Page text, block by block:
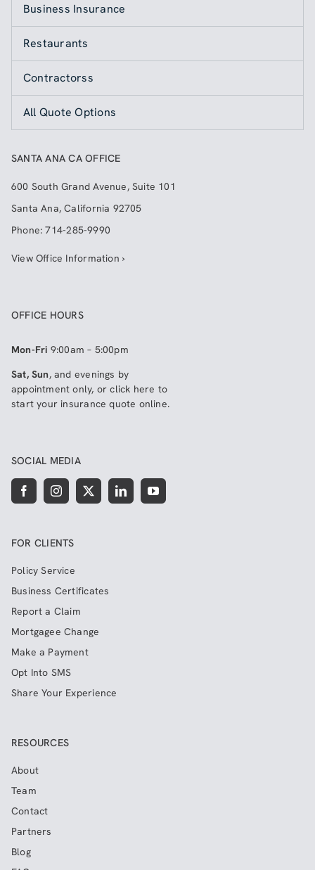
Business Insurance
Restaurants
Contractorss
All Quote Options
SANTA ANA CA OFFICE
600 South Grand Avenue, Suite 101
Santa Ana,California 92705
Phone:714-285-9990
View Office Information ›
OFFICE HOURS
Mon-Fri 9:00am – 5:00pm
Sat, Sun, and evenings by
appointment only, or click here to
start your insurance quote online.
SOCIAL MEDIA
FOR CLIENTS
Policy Service
Business Certificates
Report a Claim
Mortgagee Change
Make a Payment
Opt Into SMS
Share Your Experience
RESOURCES
About
Team
Contact
Partners
Blog